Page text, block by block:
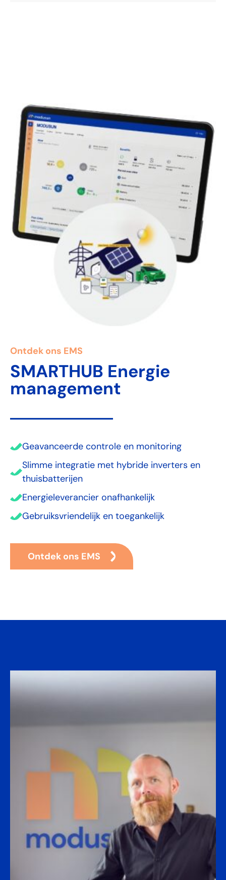
Ontdek ons EMS
SMARTHUB Energie
management
Geavanceerde controle en monitoring
Slimme integratie met hybride inverters en
thuisbatterijen
Energieleverancier onafhankelijk
Gebruiksvriendelijk en toegankelijk
Ontdek ons EMS